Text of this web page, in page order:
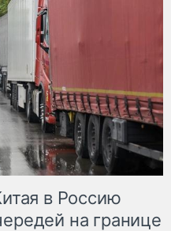
в Россию
на границе